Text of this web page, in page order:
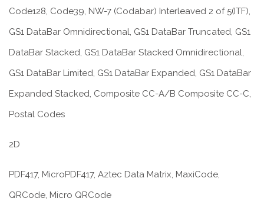
Code128, Code39, NW-7 (Codabar) Interleaved 2 of 5(ITF),
GS1 DataBar Omnidirectional, GS1 DataBar Truncated, GS1
DataBar Stacked, GS1 DataBar Stacked Omnidirectional,
GS1 DataBar Limited, GS1 DataBar Expanded, GS1 DataBar
Expanded Stacked, Composite CC-A/B Composite CC-C,
Postal Codes
2D
PDF417, MicroPDF417, Aztec Data Matrix, MaxiCode,
QRCode, Micro QRCode